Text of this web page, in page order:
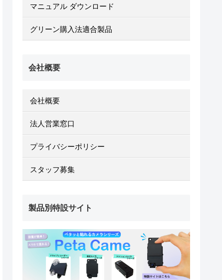
マニュアル ダウンロード
グリーン購入法適合製品
会社概要
会社概要
法人営業窓口
プライバシーポリシー
スタッフ募集
製品別特設サイト